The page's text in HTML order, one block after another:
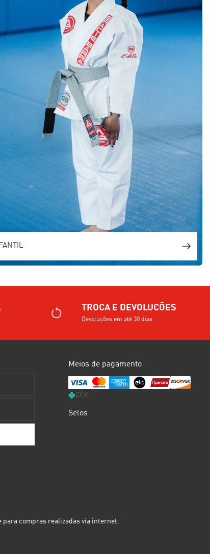
TROCA E DEVOLUCÕES
Devoluções em até 30 dias
Meios de pagamento
Selos
para compras realizadas via internet.